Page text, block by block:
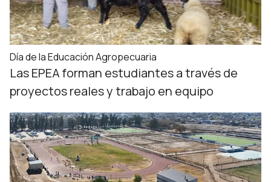
Día de la Educación Agropecuaria
Las EPEA forman estudiantes a través de
proyectos reales y trabajo en equipo